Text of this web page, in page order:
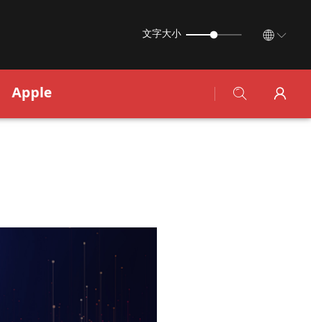
文字大小
Apple